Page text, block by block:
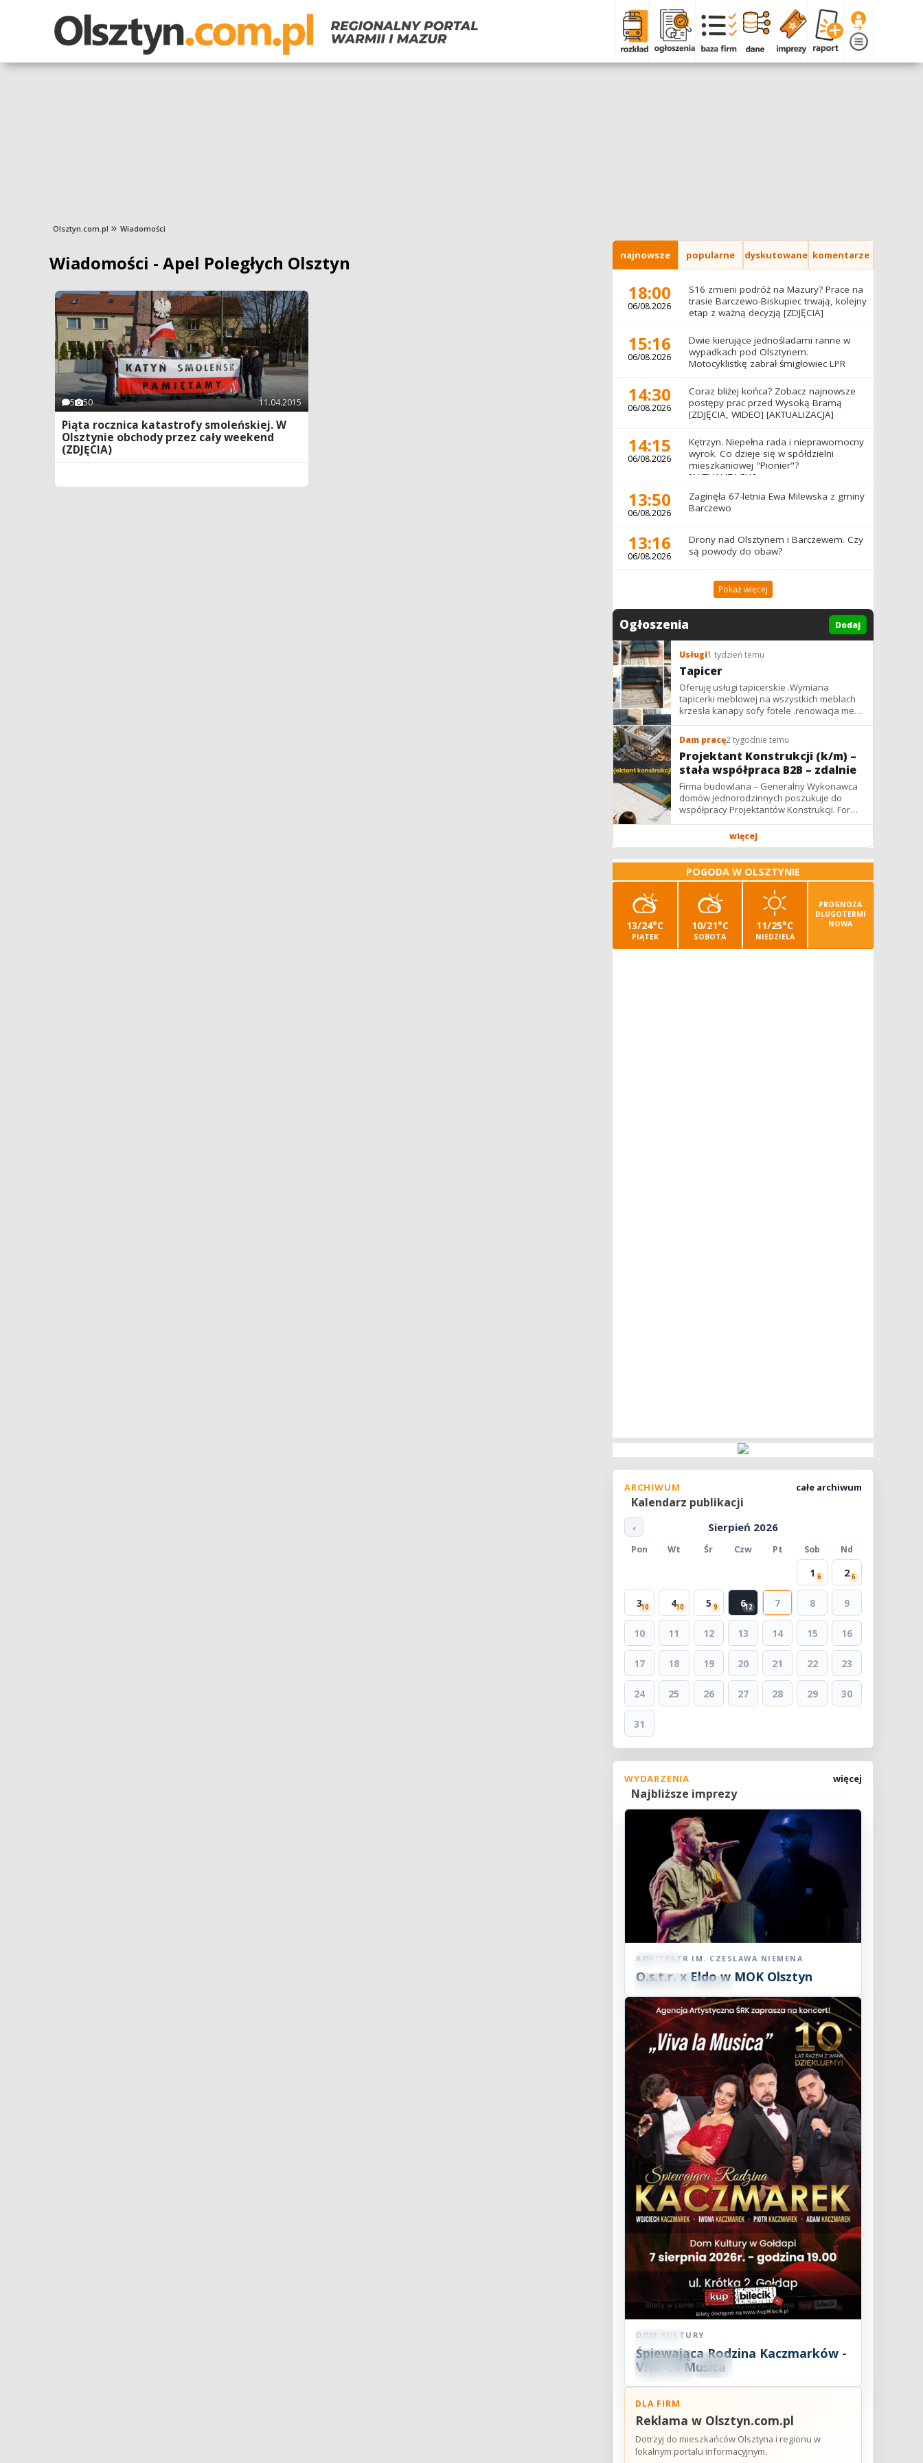
Olsztyn.com.pl Wiadomości
Wiadomości - Apel Poległych Olsztyn
5 50 11.04.2015
Piąta rocznica katastrofy smoleńskiej. W
Olsztynie obchody przez cały weekend
(ZDJĘCIA)
najnowsze popularne dyskutowane komentarze
18:00
06/08.2026
S16 zmieni podróż na Mazury? Prace na
trasie Barczewo-Biskupiec trwają, kolejny
etap z ważną decyzją [ZDJĘCIA]
15:16
06/08.2026
Dwie kierujące jednośladami ranne w
wypadkach pod Olsztynem.
Motocyklistkę zabrał śmigłowiec LPR
14:30
06/08.2026
Coraz bliżej końca? Zobacz najnowsze
postępy prac przed Wysoką Bramą
[ZDJĘCIA, WIDEO] [AKTUALIZACJA]
14:15
06/08.2026
Kętrzyn. Niepełna rada i nieprawomocny
wyrok. Co dzieje się w spółdzielni
mieszkaniowej "Pionier"?
[AKTUALIZACJA]
13:50
06/08.2026
Zaginęła 67-letnia Ewa Milewska z gminy
Barczewo
13:16
06/08.2026
Drony nad Olsztynem i Barczewem. Czy
są powody do obaw?
Pokaż więcej
Ogłoszenia Dodaj
Usługi1 tydzień temu
Tapicer
Oferuję usługi tapicerskie .Wymiana
tapicerki meblowej na wszystkich meblach
krzesła kanapy sofy fotele .renowacja mebli
vintage,PRL. glamur
Dam pracę2 tygodnie temu
Projektant Konstrukcji (k/m) –
stała współpraca B2B – zdalnie
Firma budowlana – Generalny Wykonawca
domów jednorodzinnych poszukuje do
współpracy Projektantów Konstrukcji. Forma
współpracy: B2B / podwykonawstwo –
więcej
POGODA W OLSZTYNIE
13/24°C
PIĄTEK
10/21°C
SOBOTA
11/25°C
NIEDZIELA
PROGNOZA
DŁUGOTERMI
NOWA
ARCHIWUM
Kalendarz publikacji
całe archiwum
‹ Sierpień 2026
Pon Wt Śr Czw Pt Sob Nd
1 6 2 6
310 410 5 9 612 7 8 9
10 11 12 13 14 15 16
17 18 19 20 21 22 23
24 25 26 27 28 29 30
31
WYDARZENIA
Najbliższe imprezy
więcej
Koncert
07 SIE
2026
AMFITEATR IM. CZESŁAWA NIEMENA
O.s.t.r. x Eldo w MOK Olsztyn
Koncert
07 SIE
2026 19:00
DOM KULTURY
Śpiewająca Rodzina Kaczmarków -
Viva La Musica
DLA FIRM
Reklama w Olsztyn.com.pl
Dotrzyj do mieszkańców Olsztyna i regionu w
lokalnym portalu informacyjnym.